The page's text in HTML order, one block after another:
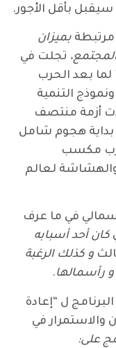
بأقل الأجور.
بميزان
تجلت في
لما بعد الحرب
التنمية
أزمة منتصف
بداية هجوم شامل
مكسب
والهشاشة لعالم
في ما عرف
كان أحد أسبابه
و كذلك الرغبة
رأسمالها.
ل “إعادة
والاستمرار في
على: